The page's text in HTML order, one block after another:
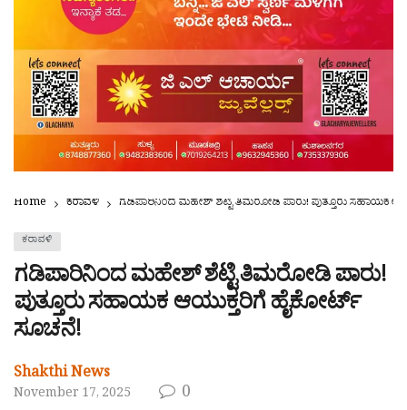
Home ಕರಾವಳಿ ಗಡಿಪಾರಿನಿಂದ ಮಹೇಶ್ ಶೆಟ್ಟಿ ತಿಮರೋಡಿ ಪಾರು! ಪುತ್ತೂರು ಸಹಾಯಕ
ಕರಾವಳಿ
ಗಡಿಪಾರಿನಿಂದ ಮಹೇಶ್ ಶೆಟ್ಟಿ ತಿಮರೋಡಿ ಪಾರು!
ಪುತ್ತೂರು ಸಹಾಯಕ ಆಯುಕ್ತರಿಗೆ ಹೈಕೋರ್ಟ್
ಸೂಚನೆ!
Shakthi News
November 17, 2025 0